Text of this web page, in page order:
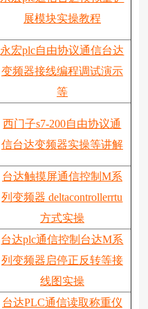
展模块实操教程
永宏plc自由协议通信台达
变频器接线编程调试演示
等
西门子s7-200自由协议通
信台达变频器实操等讲解
台达触摸屏通信控制M系
列变频器 deltacontrollerrtu
方式实操
台达plc通信控制台达M系
列变频器启停正反转等接
线图实操
台达PLC通信读取称重仪